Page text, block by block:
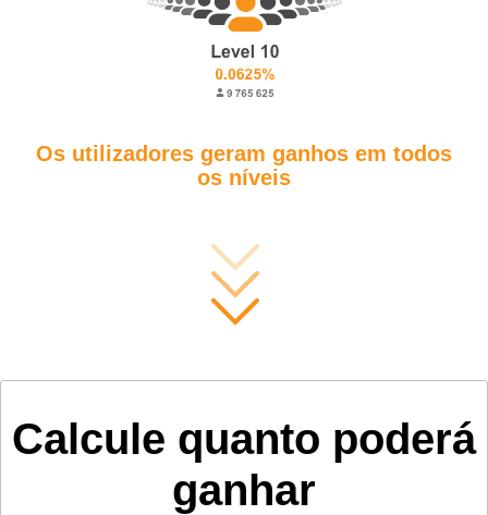
Os utilizadores geram ganhos em todos
os níveis
Calcule quanto poderá
ganhar